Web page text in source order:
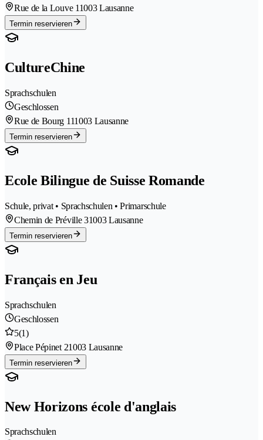
Rue de la Louve 11003 Lausanne
Termin reservieren
CultureChine
Sprachschulen
Geschlossen
Rue de Bourg 111003 Lausanne
Termin reservieren
Ecole Bilingue de Suisse Romande
Schule, privat • Sprachschulen • Primarschule
Chemin de Préville 31003 Lausanne
Termin reservieren
Français en Jeu
Sprachschulen
Geschlossen
5(1)
Place Pépinet 21003 Lausanne
Termin reservieren
New Horizons école d'anglais
Sprachschulen